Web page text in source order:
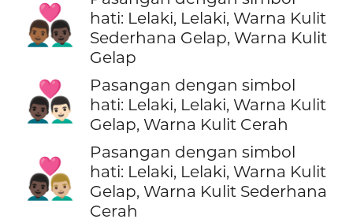
👨🏾‍❤️‍👨🏿
hati: Lelaki, Lelaki, Warna Kulit
Sederhana Gelap, Warna Kulit
Gelap
👨🏿‍❤️‍👨🏻
Pasangan dengan simbol
hati: Lelaki, Lelaki, Warna Kulit
Gelap, Warna Kulit Cerah
👨🏿‍❤️‍👨🏼
Pasangan dengan simbol
hati: Lelaki, Lelaki, Warna Kulit
Gelap, Warna Kulit Sederhana
Cerah